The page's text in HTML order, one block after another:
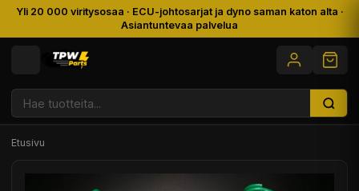
Yli 20 000 viritysosaa · ECU-johtosarjat ja dyno saman katon alta ·
Asiantuntevaa palvelua
Etusivu